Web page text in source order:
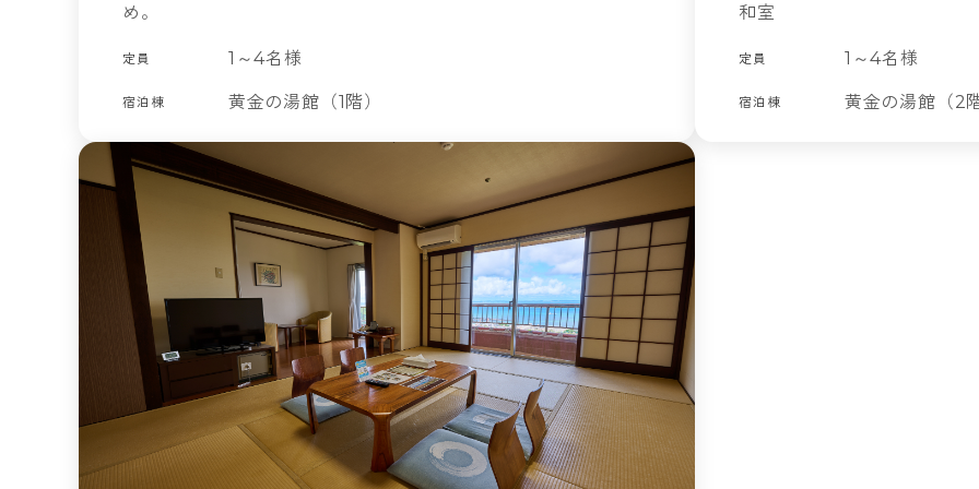
め。
定員 1～4名様
宿泊棟 黄金の湯館（1階）
和室
定員 1～4名様
宿泊棟 黄金の湯館（2